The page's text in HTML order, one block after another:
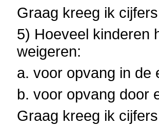
Graag kreeg ik
5) Hoeveel kinderen
weigeren:
a. voor opvang in de
b. voor opvang door
Graag kreeg ik